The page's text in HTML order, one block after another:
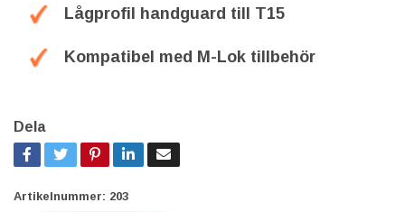
Lågprofil handguard till T15
Kompatibel med M-Lok tillbehör
Dela
Artikelnummer: 203